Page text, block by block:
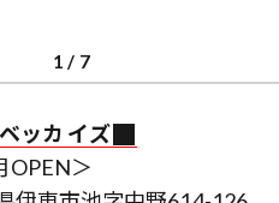
1 / 7
ッカ イズ
OPEN＞